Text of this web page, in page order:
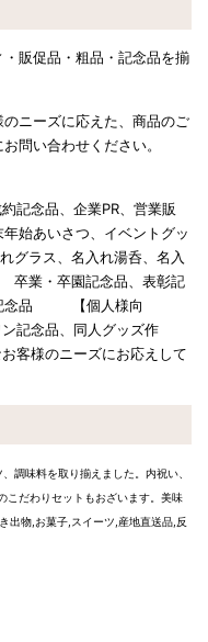
・販促品・粗品・記念品を揃
ニーズに応えた、商品のご
お問い合わせください。
記念品、企業PR、営業販
始あいさつ、イベントグッ
ラス、名入れ湯呑、名入
業・卒園記念品、表彰記
記念品 【個人様向
記念品、同人グッズ作
客様のニーズにお応えして
調味料を取り揃えました。内祝い、
こだわりセットもおざいます。美味
出物,お菓子,スイーツ,産地直送品,反